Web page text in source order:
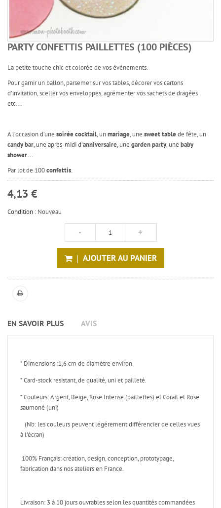
PARTY CONFETTIS PAILLETTES (100 PIÈCES)
La petite touche chic et colorée de vos événements.
Pour garnir un ballon, parsemer sur vos tables, décorer vos cartons
d’invitation, sceller vos enveloppes, agrémenter vos sachets de dragées
etc…
A l’occasion d’une soirée cocktail, unmariage, une sweet table de fête, un
candy bar, une après-midi d’anniversaire, une garden party, une baby
shower…
Par lot de 100confettis.
4,13 €
Condition : Nouveau
AJOUTER AU PANIER
EN SAVOIR PLUS AVIS
* Dimensions :1,6 cm de diamètre environ.
* Card-stock resistant, de qualité, uni et pailleté.
* Couleurs: Argent, Beige, Rose Intense (paillettes) et Corail et Rose
saumoné (uni)
(Nb: les couleurs peuvent légérement différencier de celles vues
à l'écran)
100% Français: création, design, conception, prototypage,
fabrication dans nos ateliers en France.
Livraison: 3 à 10 jours ouvrables selon les quantités commandées